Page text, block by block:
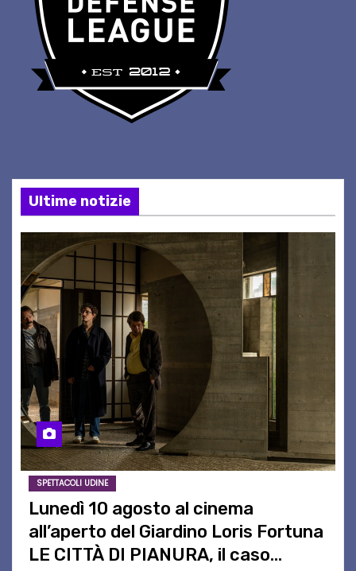
Ultime notizie
SPETTACOLI UDINE
Lunedì 10 agosto al cinema
all’aperto del Giardino Loris Fortuna
LE CITTÀ DI PIANURA, il caso